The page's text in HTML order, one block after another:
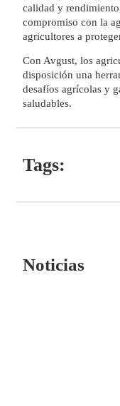
calidad y
compromiso con la
agricultores a
Con Avgust, los
disposición una
desafíos agrícolas y
saludables.
Tags:
Noticias